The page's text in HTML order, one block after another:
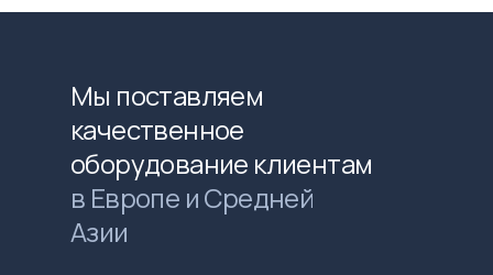
Мы поставляем
качественное
оборудование клиентам
в Европе и Средней
Азии